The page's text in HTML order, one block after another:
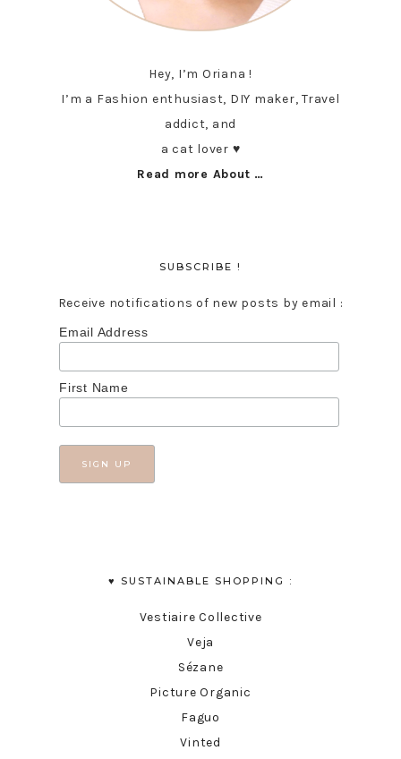
Hey, I’m Oriana !
I’m a Fashion enthusiast, DIY maker, Travel
addict, and
a cat lover ♥︎
Read more About …
SUBSCRIBE !
Receive notifications of new posts by email :
Email Address
First Name
♥︎ SUSTAINABLE SHOPPING :
Vestiaire Collective
Veja
Sézane
Picture Organic
Faguo
Vinted